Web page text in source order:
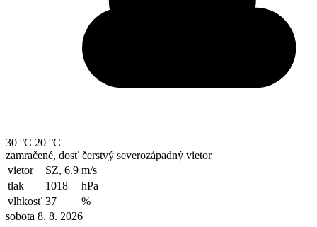
30 °C 20 °C
zamračené, dosť čerstvý severozápadný vietor
vietor
SZ, 6.9 m/s
tlak
1018
hPa
vlhkosť 37
%
sobota 8. 8. 2026